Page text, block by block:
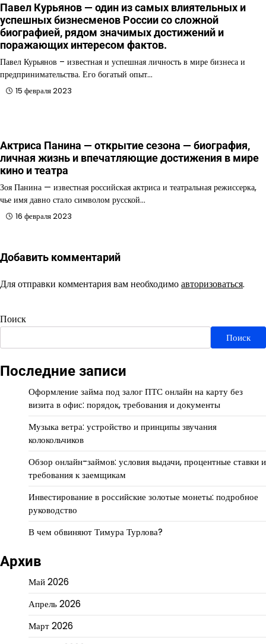
Павел Курьянов — один из самых влиятельных и
успешных бизнесменов России со сложной
биографией, рядом значимых достижений и
поражающих интересом фактов.
Павел Курьянов – известная и успешная личность в мире бизнеса и
предпринимательства. Его богатый опыт…
15 февраля 2023
Актриса Панина — открытие сезона — биография,
личная жизнь и впечатляющие достижения в мире
кино и театра
Зоя Панина — известная российская актриса и театральная режиссерка,
чье имя давно стало символом русской…
16 февраля 2023
Добавить комментарий
Для отправки комментария вам необходимоавторизоваться.
Поиск
Поиск
Последние записи
Оформление займа под залог ПТС онлайн на карту без
визита в офис: порядок, требования и документы
Музыка ветра: устройство и принципы звучания
колокольчиков
Обзор онлайн-займов: условия выдачи, процентные ставки и
требования к заемщикам
Инвестирование в российские золотые монеты: подробное
руководство
В чем обвиняют Тимура Турлова?
Архив
Май 2026
Апрель 2026
Март 2026